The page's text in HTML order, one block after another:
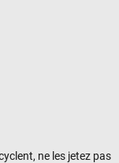
ne les jetez pas